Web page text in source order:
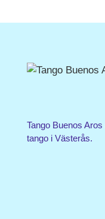
Tango Buenos
tango i Västerås.